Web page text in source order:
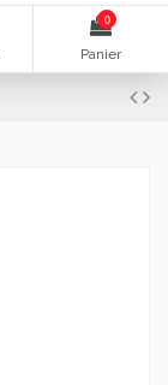
0
Panier